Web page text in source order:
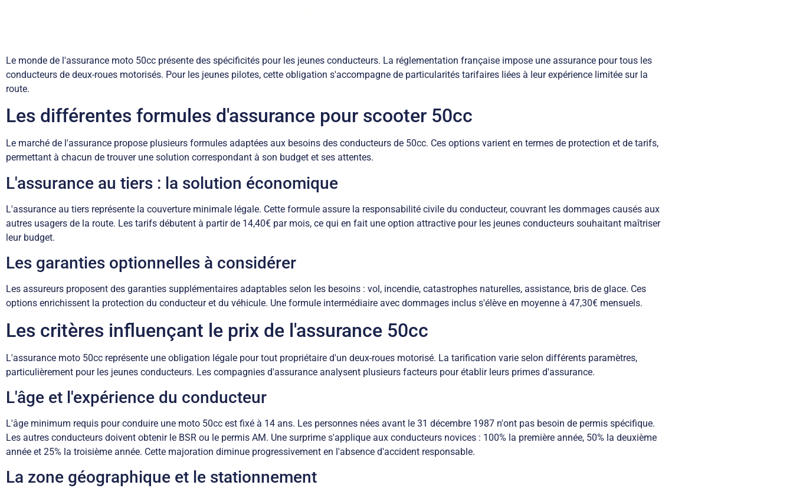
Le monde de l'assurance moto 50cc présente des spécificités pour les jeunes conducteurs. La réglementation française impose une assurance pour tous les
conducteurs de deux-roues motorisés. Pour les jeunes pilotes, cette obligation s'accompagne de particularités tarifaires liées à leur expérience limitée sur la
route.
Les différentes formules d'assurance pour scooter 50cc
Le marché de l'assurance propose plusieurs formules adaptées aux besoins des conducteurs de 50cc. Ces options varient en termes de protection et de tarifs,
permettant à chacun de trouver une solution correspondant à son budget et ses attentes.
L'assurance au tiers : la solution économique
L'assurance au tiers représente la couverture minimale légale. Cette formule assure la responsabilité civile du conducteur, couvrant les dommages causés aux
autres usagers de la route. Les tarifs débutent à partir de 14,40€ par mois, ce qui en fait une option attractive pour les jeunes conducteurs souhaitant maîtriser
leur budget.
Les garanties optionnelles à considérer
Les assureurs proposent des garanties supplémentaires adaptables selon les besoins : vol, incendie, catastrophes naturelles, assistance, bris de glace. Ces
options enrichissent la protection du conducteur et du véhicule. Une formule intermédiaire avec dommages inclus s'élève en moyenne à 47,30€ mensuels.
Les critères influençant le prix de l'assurance 50cc
L'assurance moto 50cc représente une obligation légale pour tout propriétaire d'un deux-roues motorisé. La tarification varie selon différents paramètres,
particulièrement pour les jeunes conducteurs. Les compagnies d'assurance analysent plusieurs facteurs pour établir leurs primes d'assurance.
L'âge et l'expérience du conducteur
L'âge minimum requis pour conduire une moto 50cc est fixé à 14 ans. Les personnes nées avant le 31 décembre 1987 n'ont pas besoin de permis spécifique.
Les autres conducteurs doivent obtenir le BSR ou le permis AM. Une surprime s'applique aux conducteurs novices : 100% la première année, 50% la deuxième
année et 25% la troisième année. Cette majoration diminue progressivement en l'absence d'accident responsable.
La zone géographique et le stationnement